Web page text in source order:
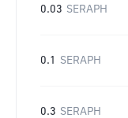
0.03 SERAPH
0.1 SERAPH
0.3 SERAPH